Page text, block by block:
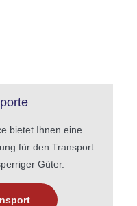
bietet Ihnen eine
für den Transport
Güter.